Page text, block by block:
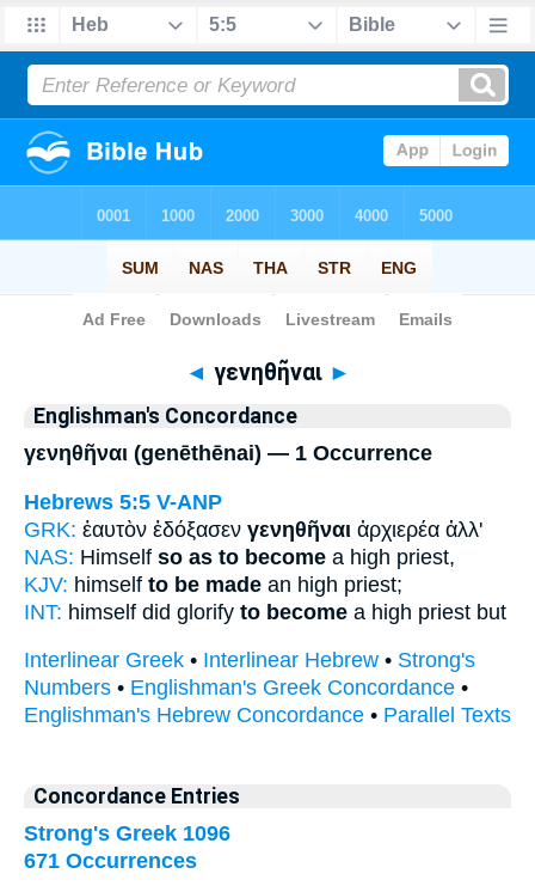
Bible>Strong's > Greek
◄ γενηθῆναι ►
Englishman's Concordance
γενηθῆναι (genēthēnai) — 1 Occurrence
Hebrews 5:5 V-ANP
GRK: ἑαυτὸν ἐδόξασεν γενηθῆναι ἀρχιερέα ἀλλ'
NAS: Himself so as to become a high priest,
KJV: himself to be made an high priest;
INT: himself did glorify to become a high priest but
Interlinear Greek • Interlinear Hebrew • Strong's
Numbers • Englishman's Greek Concordance •
Englishman's Hebrew Concordance • Parallel Texts
Concordance Entries
Strong's Greek 1096
671 Occurrences